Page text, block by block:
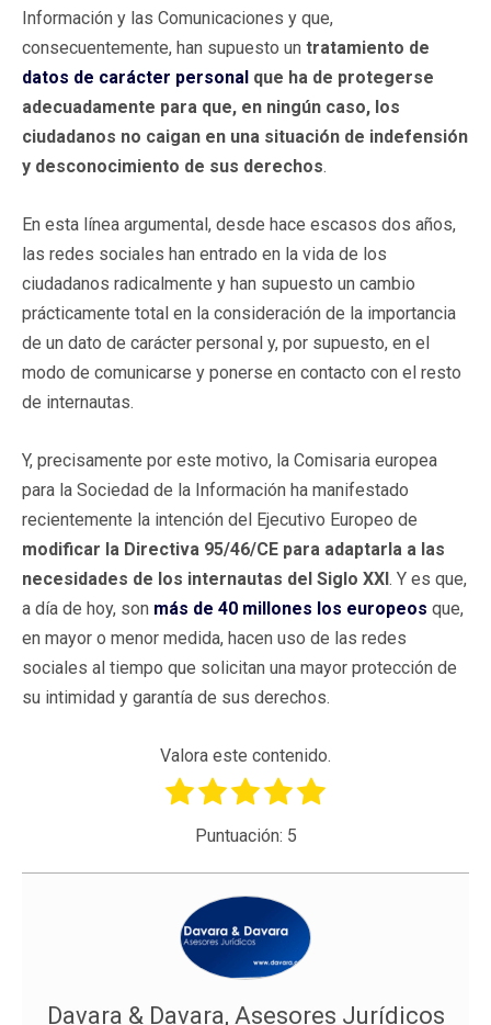
Información y las Comunicaciones y que,
consecuentemente, han supuesto un tratamiento de
datos de carácter personal que ha de protegerse
adecuadamente para que, en ningún caso, los
ciudadanos no caigan en una situación de indefensión
y desconocimiento de sus derechos.
En esta línea argumental, desde hace escasos dos años,
las redes sociales han entrado en la vida de los
ciudadanos radicalmente y han supuesto un cambio
prácticamente total en la consideración de la importancia
de un dato de carácter personal y, por supuesto, en el
modo de comunicarse y ponerse en contacto con el resto
de internautas.
Y, precisamente por este motivo, la Comisaria europea
para la Sociedad de la Información ha manifestado
recientemente la intención del Ejecutivo Europeo de
modificar la Directiva 95/46/CE para adaptarla a las
necesidades de los internautas del Siglo XXI. Y es que,
a día de hoy, son más de 40 millones los europeos que,
en mayor o menor medida, hacen uso de las redes
sociales al tiempo que solicitan una mayor protección de
su intimidad y garantía de sus derechos.
Valora este contenido.
Puntuación: 5
Davara & Davara, Asesores Jurídicos